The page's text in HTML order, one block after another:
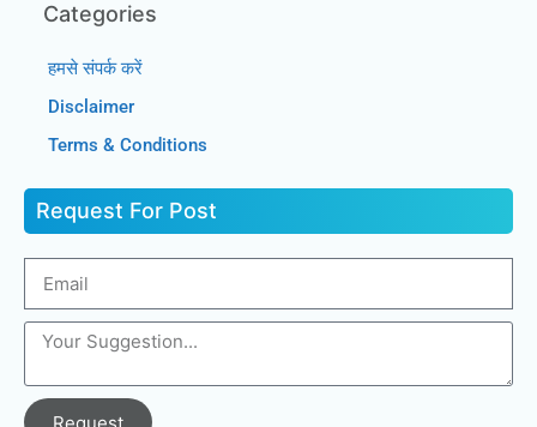
Categories
हमसे संपर्क करें
Disclaimer
Terms & Conditions
Request For Post